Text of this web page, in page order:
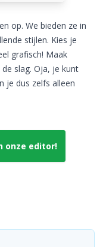
op. We bieden ze in
stijlen. Kies je
grafisch! Maak
slag. Oja, je kunt
je dus zelfs alleen
onze editor!